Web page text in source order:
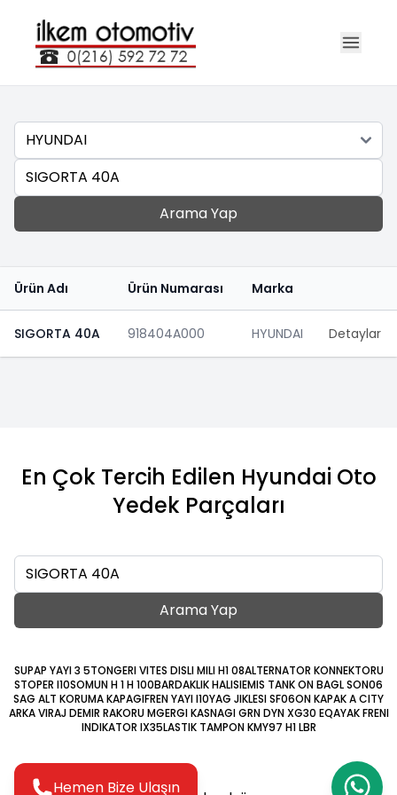
Marka
Ara
Arama Yap
Ürün Adı Ürün Numarası Marka
SIGORTA 40A 918404A000 HYUNDAI Detaylar
En Çok Tercih Edilen Hyundai Oto
Yedek Parçaları
Ara
Arama Yap
SUPAP YAYI 3 5TONGERI VITES DISLI MILI H1 08ALTERNATOR KONNEKTORU
STOPER I10SOMUN H 1 H 100BARDAKLIK HALISIEMIS TANK ON BAGL SON06
SAG ALT KORUMA KAPAGIFREN YAYI I10YAG JIKLESI SF06ON KAPAK A CITY
ARKA VIRAJ DEMIR RAKORU MGERGI KASNAGI GRN DYN XG30 EQAYAK FRENI
INDIKATOR IX35LASTIK TAMPON KMY97 H1 LBR
Hemen Bize Ulaşın